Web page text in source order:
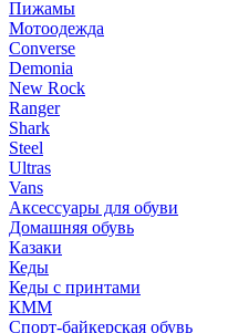
Пижамы
Мотоодежда
Converse
Demonia
New Rock
Ranger
Shark
Steel
Ultras
Vans
Аксессуары для обуви
Домашняя обувь
Казаки
Кеды
Кеды с принтами
КММ
Спорт-байкерская обувь